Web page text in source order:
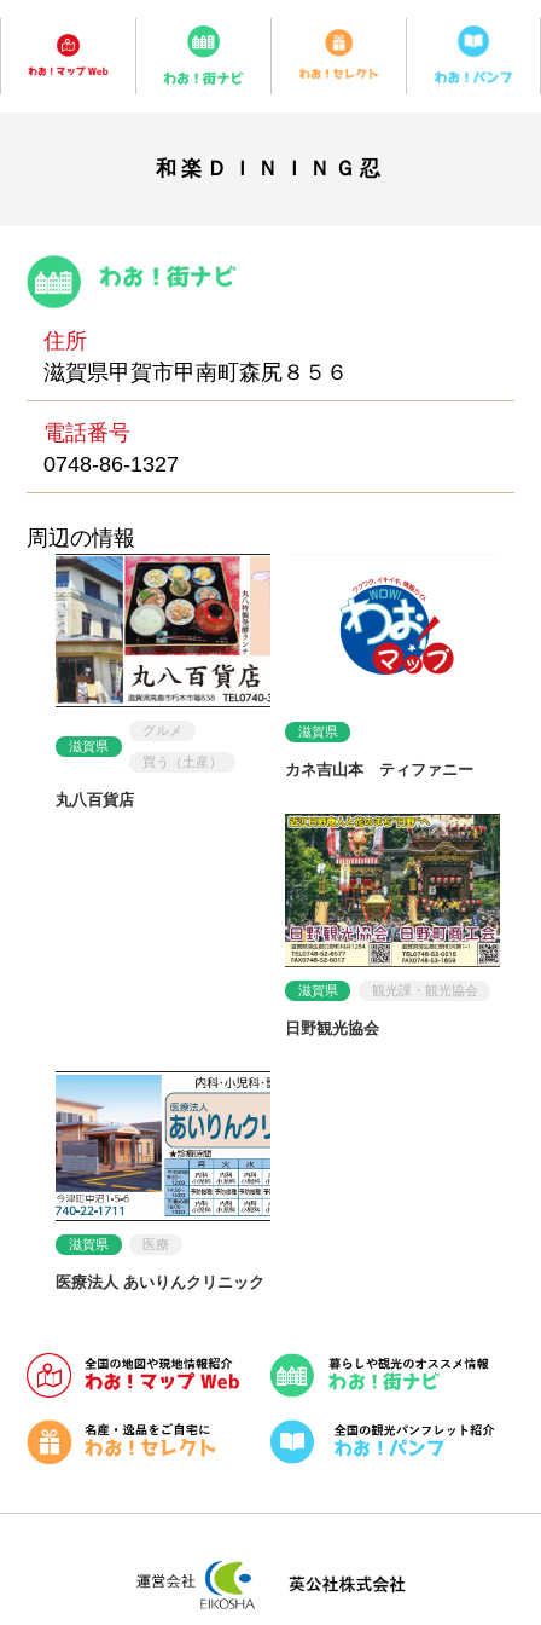
和楽ＤＩＮＩＮＧ忍
住所
滋賀県甲賀市甲南町森尻８５６
電話番号
0748-86-1327
周辺の情報
滋賀県
グルメ
買う（土産）
丸八百貨店
滋賀県
カネ吉山本 ティファニー
滋賀県 観光課・観光協会
日野観光協会
滋賀県 医療
医療法人 あいりんクリニック